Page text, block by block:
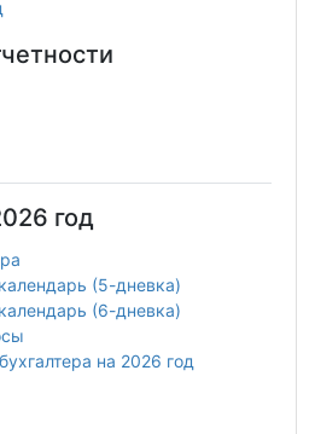
год
(5-дневка)
(6-дневка)
на 2026 год